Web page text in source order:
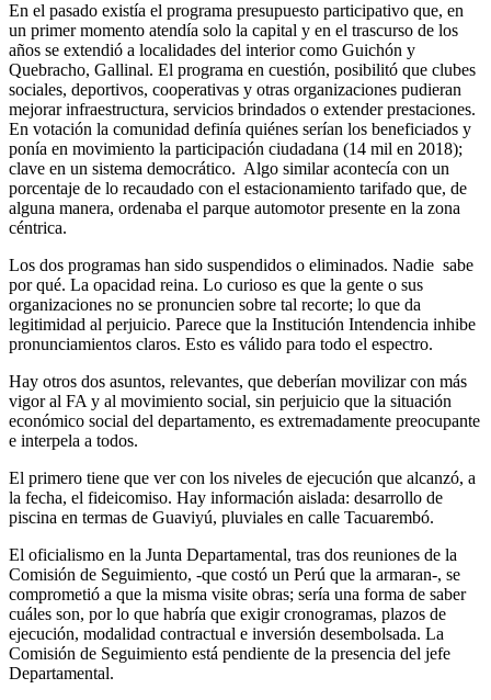
En el pasado existía el programa presupuesto participativo que, en
un primer momento atendía solo la capital y en el trascurso de los
años se extendió a localidades del interior como Guichón y
Quebracho, Gallinal. El programa en cuestión, posibilitó que clubes
sociales, deportivos, cooperativas y otras organizaciones pudieran
mejorar infraestructura, servicios brindados o extender prestaciones.
En votación la comunidad definía quiénes serían los beneficiados y
ponía en movimiento la participación ciudadana (14 mil en 2018);
clave en un sistema democrático. Algo similar acontecía con un
porcentaje de lo recaudado con el estacionamiento tarifado que, de
alguna manera, ordenaba el parque automotor presente en la zona
céntrica.
Los dos programas han sido suspendidos o eliminados. Nadie sabe
por qué. La opacidad reina. Lo curioso es que la gente o sus
organizaciones no se pronuncien sobre tal recorte; lo que da
legitimidad al perjuicio. Parece que la Institución Intendencia inhibe
pronunciamientos claros. Esto es válido para todo el espectro.
Hay otros dos asuntos, relevantes, que deberían movilizar con más
vigor al FA y al movimiento social, sin perjuicio que la situación
económico social del departamento, es extremadamente preocupante
e interpela a todos.
El primero tiene que ver con los niveles de ejecución que alcanzó, a
la fecha, el fideicomiso. Hay información aislada: desarrollo de
piscina en termas de Guaviyú, pluviales en calle Tacuarembó.
El oficialismo en la Junta Departamental, tras dos reuniones de la
Comisión de Seguimiento, -que costó un Perú que la armaran-, se
comprometió a que la misma visite obras; sería una forma de saber
cuáles son, por lo que habría que exigir cronogramas, plazos de
ejecución, modalidad contractual e inversión desembolsada. La
Comisión de Seguimiento está pendiente de la presencia del jefe
Departamental.